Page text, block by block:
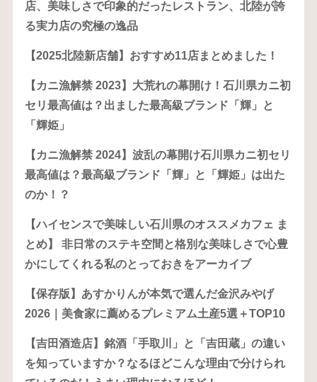
店、美味しさで印象的だったレストラン、北陸が誇
る実力店の究極の逸品
【2025北陸新店舗】おすすめ11店まとめました！
【カニ漁解禁 2023】大荒れの幕開け！石川県カニ初
セリ最高値は？出ました最高級ブランド「輝」と
「輝姫」
【カニ漁解禁 2024】波乱の幕開け石川県カニ初セリ
最高値は？最高級ブランド「輝」と「輝姫」は出た
のか！？
【ハイセンスで美味しい石川県のオススメカフェ ま
とめ】 非日常のステキ空間と格別な美味しさで心豊
かにしてくれる私のとっておきをアーカイブ
【保存版】あすかりんが本気で選んだ金沢みやげ
2026｜美食家に薦めるプレミアム土産5選＋TOP10
【吉田酒造店】銘酒「手取川」と「吉田蔵」の違い
を知っていますか？なるほどこんな理由で分けられ